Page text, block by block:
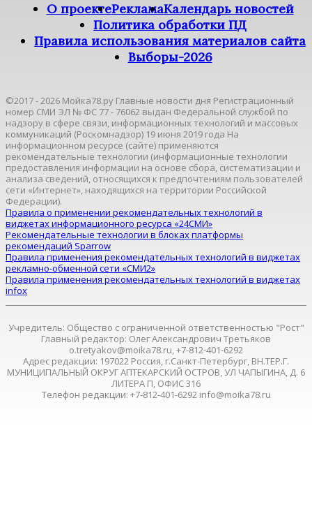
О проектеРекламаКалендарь новостей
Политика обработки ПД
Правила использования материалов сайта
Выборы-2026
©2017 - 2026 Мойка78.ру Главные новости дня Регистрационный
номер СМИ ЭЛ № ФС 77 - 76062 выдан Федеральной службой по
надзору в сфере связи, информационных технологий и массовых
коммуникаций (Роскомнадзор) 19 июня 2019 года На
информационном ресурсе (сайте) применяются
рекомендательные технологии (информационные технологии
предоставления информации на основе сбора, систематизации и
анализа сведений, относящихся к предпочтениям пользователей
сети «Интернет», находящихся на территории Российской
Федерации).
Правила о применении рекомендательных технологий в
виджетах информационного ресурса «24СМИ»
Рекомендательные технологии в блоках платформы
рекомендаций Sparrow
Правила применения рекомендательных технологий в виджетах
рекламно-обменной сети «СМИ2»
Правила применения рекомендательных технологий в виджетах
infox
Учредитель: Общество с ограниченной ответственностью "Рост"
Главный редактор: Олег Александрович Третьяков
o.tretyakov@moika78.ru, +7-812-401-6292
Адрес редакции: 197022 Россия, г.Санкт-Петербург, ВН.ТЕР.Г.
МУНИЦИПАЛЬНЫЙ ОКРУГ АПТЕКАРСКИЙ ОСТРОВ, УЛ ЧАПЫГИНА, Д. 6
ЛИТЕРА П, ОФИС 316
Телефон редакции: +7-812-401-6292 info@moika78.ru